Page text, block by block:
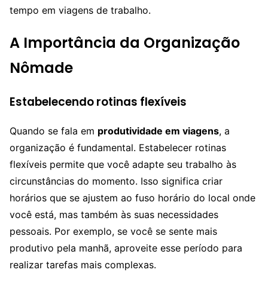
tempo em viagens de trabalho.
A Importância da Organização
Nômade
Estabelecendo rotinas flexíveis
Quando se fala em produtividade em viagens, a
organização é fundamental. Estabelecer rotinas
flexíveis permite que você adapte seu trabalho às
circunstâncias do momento. Isso significa criar
horários que se ajustem ao fuso horário do local onde
você está, mas também às suas necessidades
pessoais. Por exemplo, se você se sente mais
produtivo pela manhã, aproveite esse período para
realizar tarefas mais complexas.